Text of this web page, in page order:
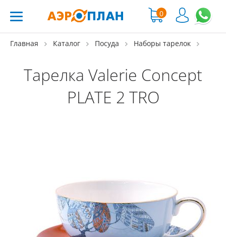
0
Главная Каталог Посуда Наборы тарелок
Тарелка Valerie Concept
PLATE 2 TRO